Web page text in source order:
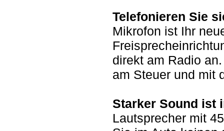
Telefonieren Sie
Mikrofon ist Ihr
direkt am Radio
am Steuer und mit
Starker Sound ist
Lautsprecher mit